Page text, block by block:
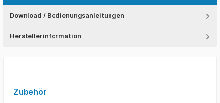
Download / Bedienungsanleitungen
Herstellerinformation
Zubehör